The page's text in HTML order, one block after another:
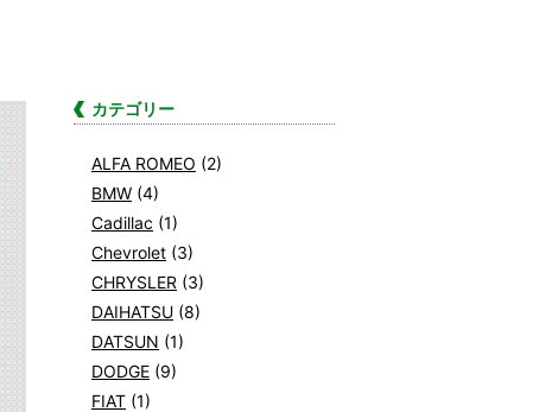
カテゴリー
ALFA ROMEO (2)
BMW (4)
Cadillac (1)
Chevrolet (3)
CHRYSLER (3)
DAIHATSU (8)
DATSUN (1)
DODGE (9)
FIAT (1)